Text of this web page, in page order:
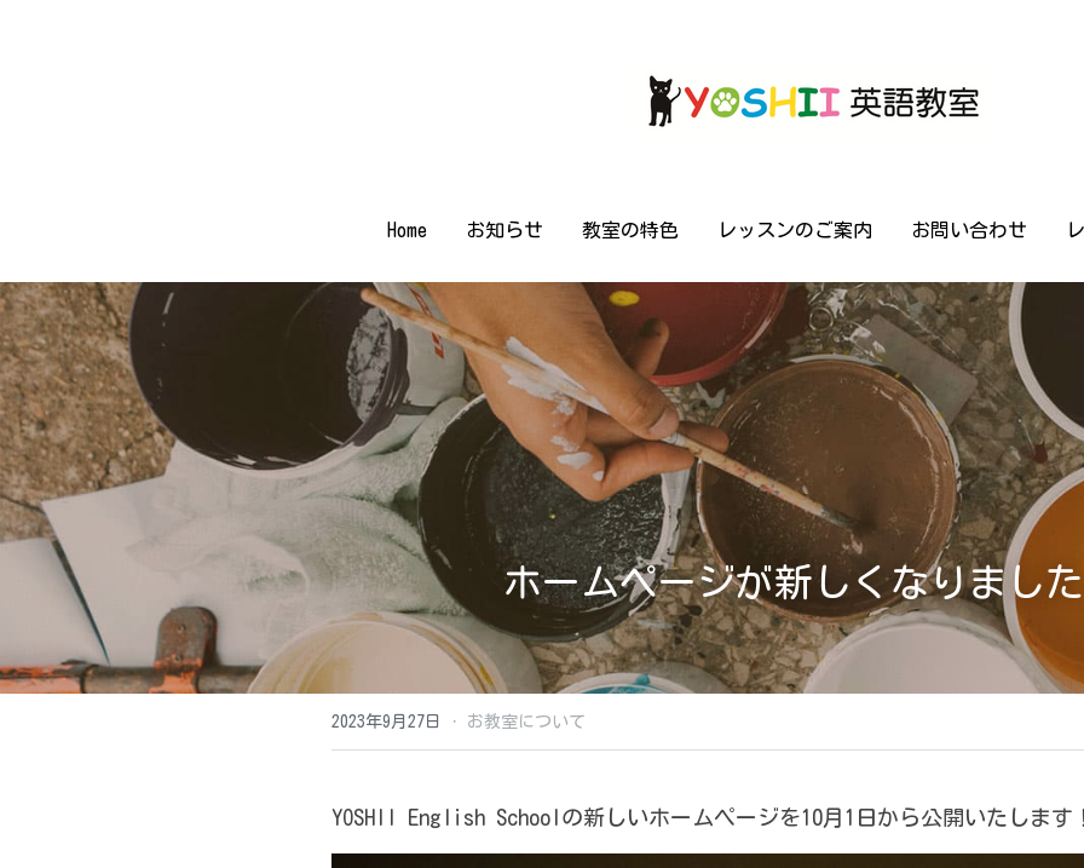
Home お知らせ 教室の特色 レッスンのご案内 お問い合わせ
Home お知らせ 教室の特色 レッスンのご案内 お問い合わせ
ホームページが新しくなりまし
2023年9月27日 · お教室について
YOSHII English Schoolの新しいホームページを10月1日から公開いたします